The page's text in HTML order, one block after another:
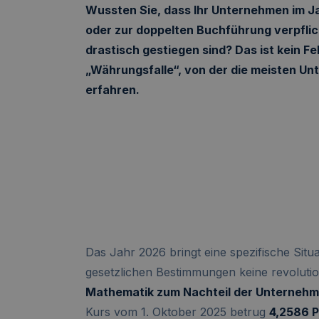
Wussten Sie, dass Ihr Unternehmen im
oder zur doppelten Buchführung
drastisch gestiegen sind? Das ist kein
„Währungsfalle“, von der die meisten
erfahren.
Das Jahr 2026 bringt eine spezifische
gesetzlichen Bestimmungen keine
Mathematik zum Nachteil der
Kurs vom 1. Oktober 2025 betrug 4,2586